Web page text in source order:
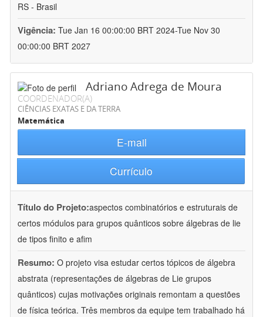
RS - Brasil
Vigência: Tue Jan 16 00:00:00 BRT 2024-Tue Nov 30
00:00:00 BRT 2027
Adriano Adrega de Moura
COORDENADOR(A)
CIÊNCIAS EXATAS E DA TERRA
Matemática
E-mail
Currículo
Título do Projeto:aspectos combinatórios e estruturais de
certos módulos para grupos quânticos sobre álgebras de lie
de tipos finito e afim
Resumo: O projeto visa estudar certos tópicos de álgebra
abstrata (representações de álgebras de Lie grupos
quânticos) cujas motivações originais remontam a questões
de física teórica. Três membros da equipe tem trabalhado há